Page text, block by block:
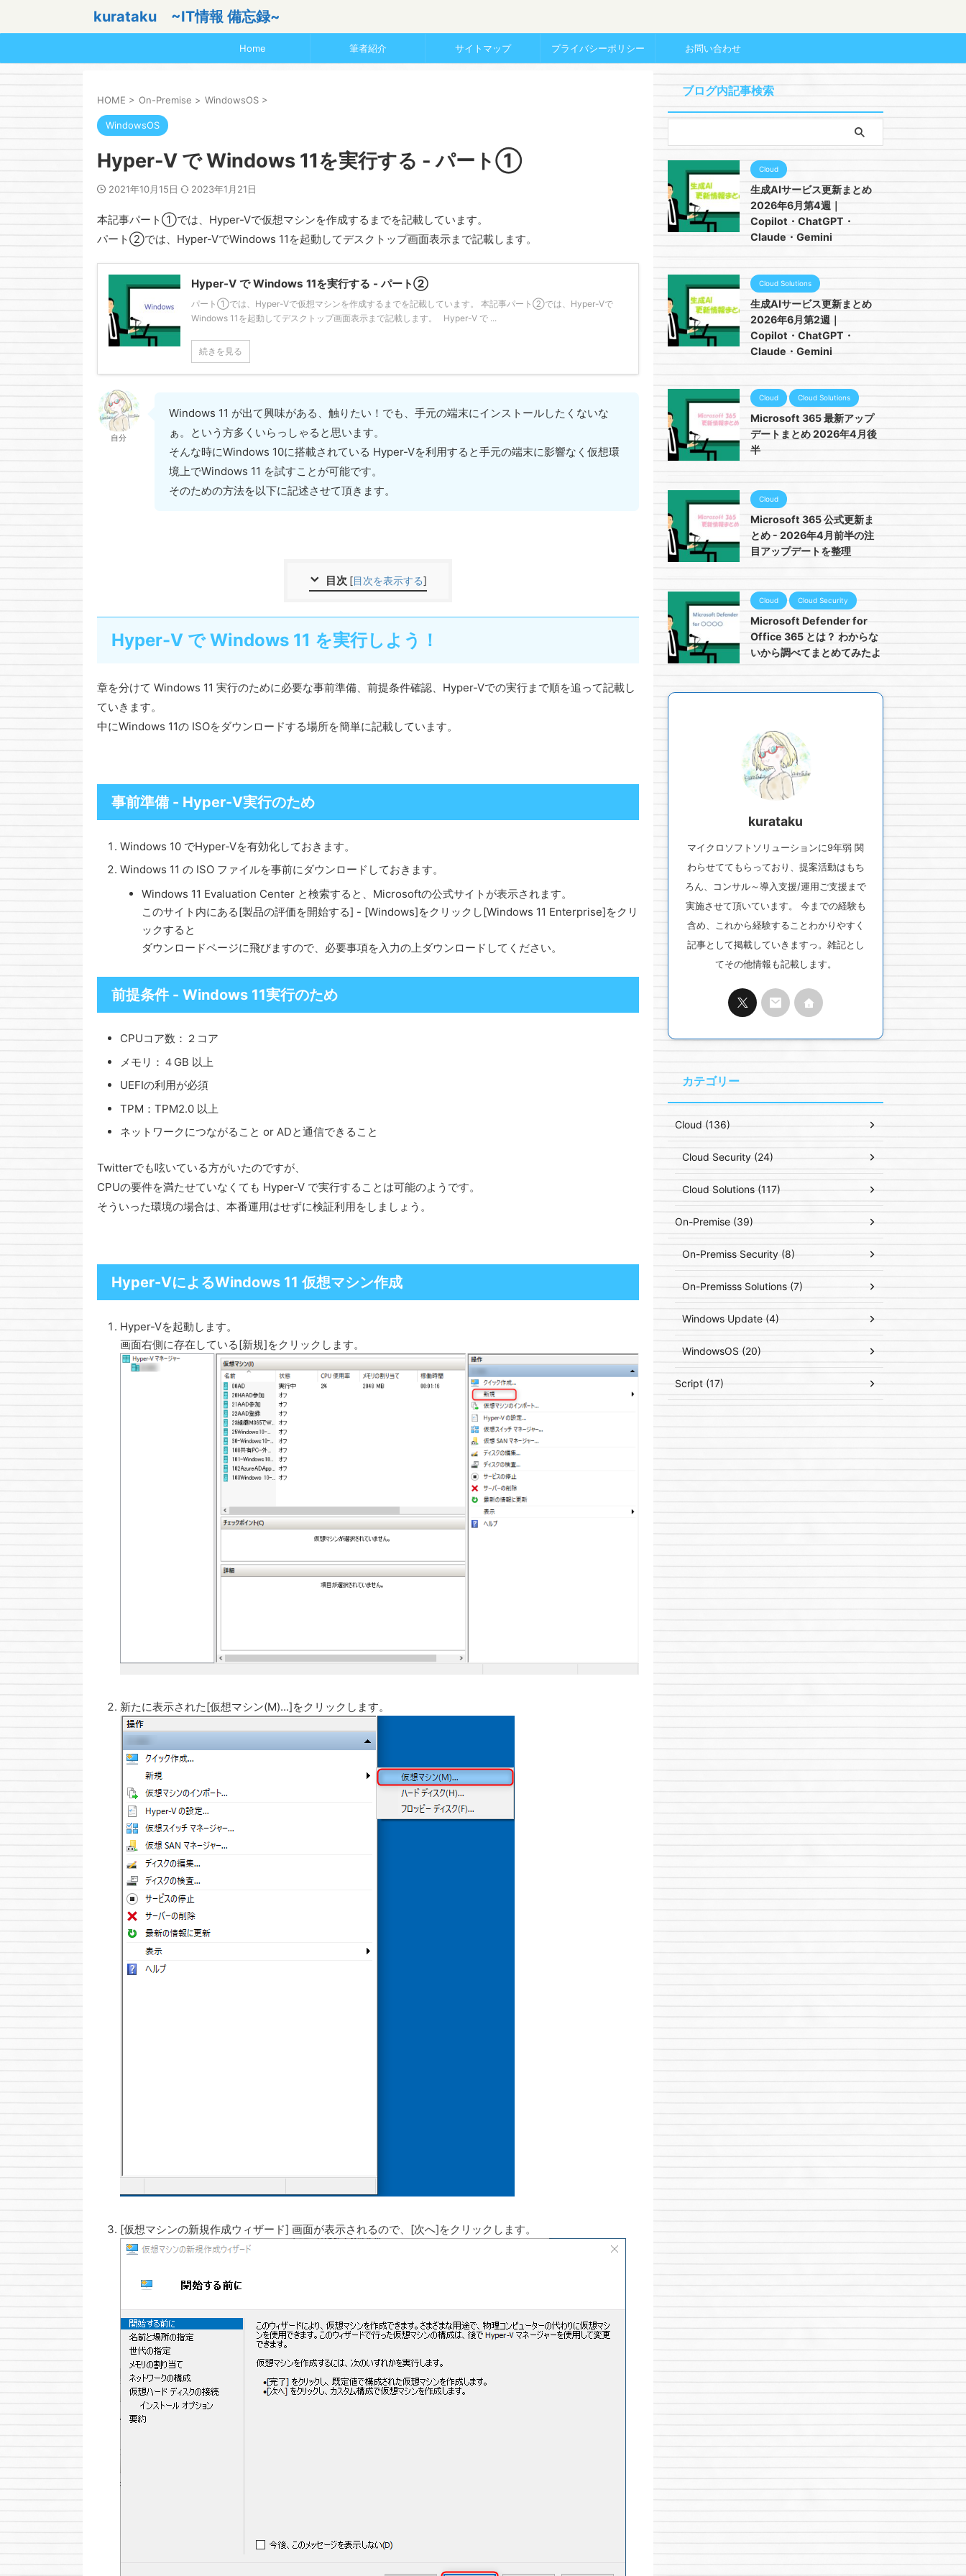
kurataku ~IT情報 備忘録~
Home 筆者紹介 サイトマップ プライバシーポリシー お問い合わせ
HOME > On-Premise > WindowsOS >
WindowsOS
Hyper-V で Windows 11を実行する - パート①
2021年10月15日 2023年1月21日
本記事パート①では、Hyper-Vで仮想マシンを作成するまでを記載しています。
パート②では、Hyper-VでWindows 11を起動してデスクトップ画面表示まで記載します。
Hyper-V で Windows 11を実行する - パート②
パート①では、Hyper-Vで仮想マシンを作成するまでを記載しています。 本記事パート②では、Hyper-Vで
Windows 11を起動してデスクトップ画面表示まで記載します。 Hyper-V で ...
続きを見る
自分
Windows 11 が出て興味がある、触りたい！でも、手元の端末にインストールしたくないな
ぁ。という方多くいらっしゃると思います。
そんな時にWindows 10に搭載されている Hyper-Vを利用すると手元の端末に影響なく仮想環
境上でWindows 11 を試すことが可能です。
そのための方法を以下に記述させて頂きます。
目次 [目次を表示する]
Hyper-V で Windows 11 を実行しよう！
章を分けて Windows 11 実行のために必要な事前準備、前提条件確認、Hyper-Vでの実行まで順を追って記載し
ていきます。
中にWindows 11の ISOをダウンロードする場所を簡単に記載しています。
事前準備 - Hyper-V実行のため
Windows 10 でHyper-Vを有効化しておきます。
Windows 11 の ISO ファイルを事前にダウンロードしておきます。
Windows 11 Evaluation Center と検索すると、Microsoftの公式サイトが表示されます。
このサイト内にある[製品の評価を開始する] - [Windows]をクリックし[Windows 11 Enterprise]をクリ
ックすると
ダウンロードページに飛びますので、必要事項を入力の上ダウンロードしてください。
前提条件 - Windows 11実行のため
CPUコア数：２コア
メモリ：４GB 以上
UEFIの利用が必須
TPM：TPM2.0 以上
ネットワークにつながること or ADと通信できること
Twitterでも呟いている方がいたのですが、
CPUの要件を満たせていなくても Hyper-V で実行することは可能のようです。
そういった環境の場合は、本番運用はせずに検証利用をしましょう。
Hyper-VによるWindows 11 仮想マシン作成
Hyper-Vを起動します。
画面右側に存在している[新規]をクリックします。
新たに表示された[仮想マシン(M)...]をクリックします。
[仮想マシンの新規作成ウィザード] 画面が表示されるので、[次へ]をクリックします。
ブログ内記事検索
Cloud
生成AIサービス更新まとめ
2026年6月第4週｜
Copilot・ChatGPT・
Claude・Gemini
Cloud Solutions
生成AIサービス更新まとめ
2026年6月第2週｜
Copilot・ChatGPT・
Claude・Gemini
Cloud Cloud Solutions
Microsoft 365 最新アップ
デートまとめ 2026年4月後
半
Cloud
Microsoft 365 公式更新ま
とめ - 2026年4月前半の注
目アップデートを整理
Cloud Cloud Security
Microsoft Defender for
Office 365 とは？ わからな
いから調べてまとめてみたよ
kurataku
マイクロソフトソリューションに9年弱 関
わらせててもらっており、提案活動はもち
ろん、コンサル～導入支援/運用ご支援まで
実施させて頂いています。 今までの経験も
含め、これから経験することわかりやすく
記事として掲載していきますっ。雑記とし
てその他情報も記載します。
カテゴリー
Cloud (136)
Cloud Security (24)
Cloud Solutions (117)
On-Premise (39)
On-Premiss Security (8)
On-Premisss Solutions (7)
Windows Update (4)
WindowsOS (20)
Script (17)